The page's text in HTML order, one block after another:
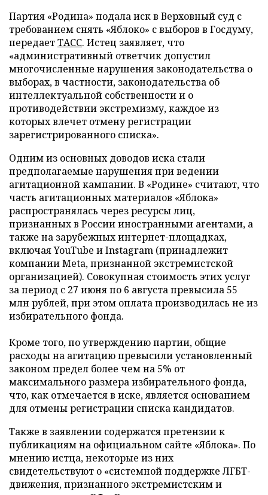
Партия «Родина» подала иск в Верховный суд с
требованием снять «Яблоко» с выборов в Госдуму,
передаетТАСС. Истец заявляет, что
«административный ответчик допустил
многочисленные нарушения законодательства о
выборах, в частности, законодательства об
интеллектуальной собственности и о
противодействии экстремизму, каждое из
которых влечет отмену регистрации
зарегистрированного списка».
Одним из основных доводов иска стали
предполагаемые нарушения при ведении
агитационной кампании. В «Родине» считают, что
часть агитационных материалов «Яблока»
распространялась через ресурсы лиц,
признанных в России иностранными агентами, а
также на зарубежных интернет-площадках,
включая YouTube и Instagram (принадлежит
компании Meta, признанной экстремистской
организацией). Совокупная стоимость этих услуг
за период с 27 июня по 6 августа превысила 55
млн рублей, при этом оплата производилась не из
избирательного фонда.
Кроме того, по утверждению партии, общие
расходы на агитацию превысили установленный
законом предел более чем на 5% от
максимального размера избирательного фонда,
что, как отмечается в иске, является основанием
для отмены регистрации списка кандидатов.
Также в заявлении содержатся претензии к
публикациям на официальном сайте «Яблока». По
мнению истца, некоторые из них
свидетельствуют о «системной поддержке ЛГБТ-
движения, признанного экстремистским и